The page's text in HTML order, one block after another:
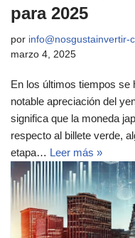
para 2025
por info@nosgustainvertir-
marzo 4, 2025
En los últimos tiempos se
notable apreciación del
significa que la moneda
respecto al billete verde,
etapa… Leer más »